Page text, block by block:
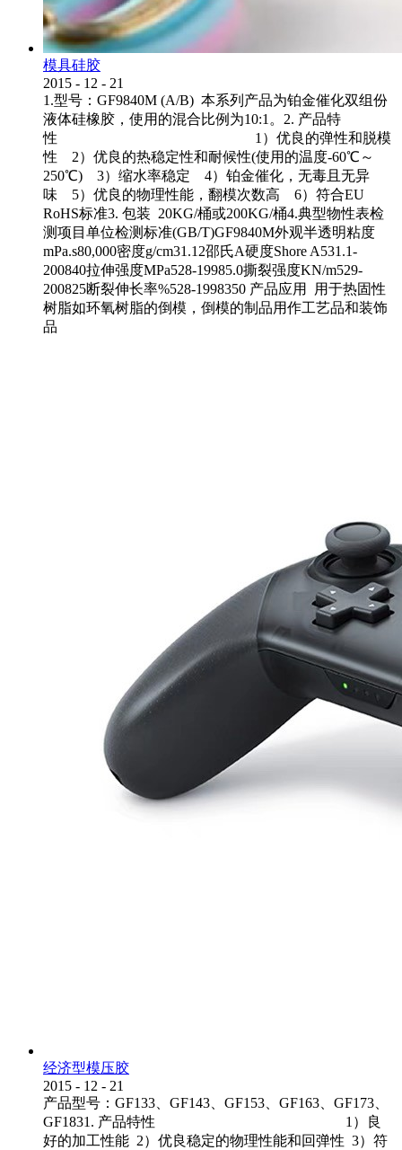
模具硅胶
2015 - 12 - 21
1.型号：GF9840M (A/B) 本系列产品为铂金催化双组份
液体硅橡胶，使用的混合比例为10:1。2. 产品特
性 1）优良的弹性和脱模
性 2）优良的热稳定性和耐候性(使用的温度-60℃～
250℃) 3）缩水率稳定 4）铂金催化，无毒且无异
味 5）优良的物理性能，翻模次数高 6）符合EU
RoHS标准3. 包装 20KG/桶或200KG/桶4.典型物性表检
测项目单位检测标准(GB/T)GF9840M外观半透明粘度
mPa.s80,000密度g/cm31.12邵氏A硬度Shore A531.1-
200840拉伸强度MPa528-19985.0撕裂强度KN/m529-
200825断裂伸长率%528-1998350 产品应用 用于热固性
树脂如环氧树脂的倒模，倒模的制品用作工艺品和装饰
品
经济型模压胶
2015 - 12 - 21
产品型号：GF133、GF143、GF153、GF163、GF173、
GF1831. 产品特性 1）良
好的加工性能 2）优良稳定的物理性能和回弹性 3）符